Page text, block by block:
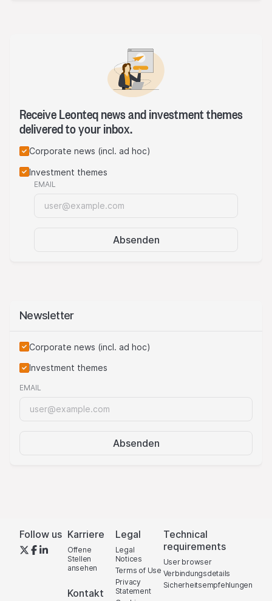
Höchstleistungen unterstreichen eindrücklich, wie rasant
die Drohnentechnologie voranschreitet – von
massenhaften Lichtshows bis zu immer
leistungsfähigeren Hightech-UAVs.
Receive Leonteq news and investment themes
delivered to your inbox.
Corporate news (incl. ad hoc)
Investment themes
EMAIL
Absenden
Newsletter
Corporate news (incl. ad hoc)
Investment themes
EMAIL
Absenden
Follow us Karriere
Offene
Stellen
ansehen
Kontakt
Legal
Legal
Notices
Terms of Use
Privacy
Statement
Technical
requirements
User browser
Verbindungsdetails
Sicherheitsempfehlungen